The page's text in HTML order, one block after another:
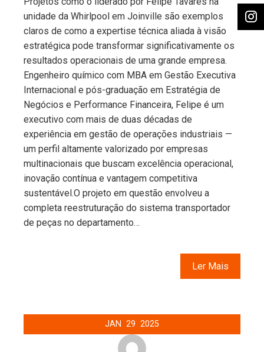
unidade da Whirlpool em Joinville são exemplos
claros de como a expertise técnica aliada à visão
estratégica pode transformar significativamente os
resultados operacionais de uma grande empresa.
Engenheiro químico com MBA em Gestão Executiva
Internacional e pós-graduação em Estratégia de
Negócios e Performance Financeira, Felipe é um
executivo com mais de duas décadas de
experiência em gestão de operações industriais —
um perfil altamente valorizado por empresas
multinacionais que buscam excelência operacional,
inovação contínua e vantagem competitiva
sustentável.O projeto em questão envolveu a
completa reestruturação do sistema transportador
de peças no departamento…
Ler Mais
JAN 29 2025